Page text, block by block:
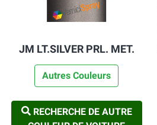
JM LT.SILVER PRL. MET.
Autres Couleurs
RECHERCHE DE AUTRE